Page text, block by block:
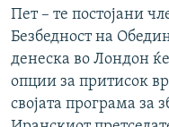
ПОДКАСТ ЗОШТО?
СЛЕДЕТЕ НЕ
Пет – те постојани
Безбедност на
денеска во Лондон
опции за притисок
својата програма за